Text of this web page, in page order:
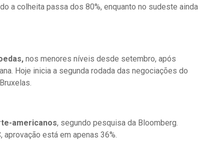
a colheita passa dos 80%, enquanto no sudeste ainda
nos menores níveis desde setembro, após
Hoje inicia a segunda rodada das negociações do
americanos, segundo pesquisa da Bloomberg.
está em apenas 36%.